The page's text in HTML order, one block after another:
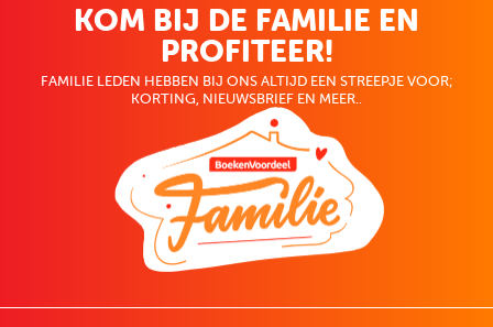
KOM BIJ DE FAMILIE EN
PROFITEER!
FAMILIE LEDEN HEBBEN BIJ ONS ALTIJD EEN STREEPJE VOOR;
KORTING, NIEUWSBRIEF EN MEER..